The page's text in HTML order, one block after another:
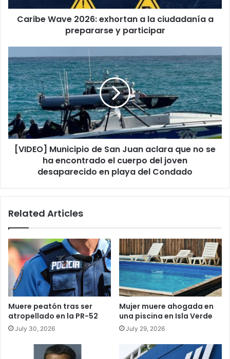
prepararse
Caribe Wave 2026: exhortan a la ciudadanía a
prepararse y participar
Municipio
de
San
Juan
aclara
que
no
se
encontrado
del
desaparecido
del
Condado
[VIDEO] Municipio de San Juan aclara que no se
ha encontrado el cuerpo del joven
desaparecido en playa del Condado
Related Articles
Muere peatón tras ser
atropellado en la PR-52
July 30, 2026
Mujer muere ahogada en
una piscina en Isla Verde
July 29, 2026